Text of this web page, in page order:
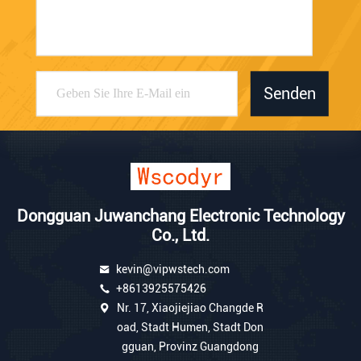
Senden
Dongguan Juwanchang Electronic Technology
Co., Ltd.
kevin@vipwstech.com
+8613925575426
Nr. 17, Xiaojiejiao Changde R
oad, Stadt Humen, Stadt Don
gguan, Provinz Guangdong